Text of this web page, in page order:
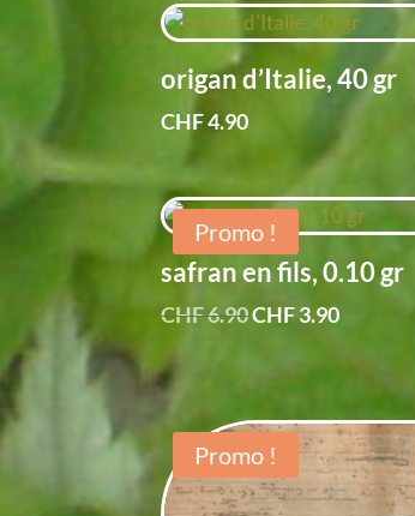
était :
CHF 126.90.
est :
origan d’Italie, 40 gr
CHF4.90
Promo !
safran en fils, 0.10 gr
CHF6.90Le
initial
CHF 6.90.
CHF3.90Le
CHF
Promo !